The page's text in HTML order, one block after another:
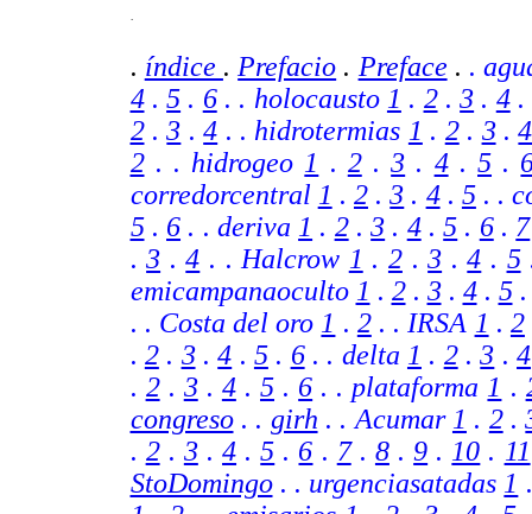
.
. índice . Prefacio . Preface . .
4.5 . 6. . holocausto 1 . 2.3 . 4.
2.3 .4 . . hidrotermias 1 . 2. 3.4
2. . hidrogeo 1 . 2.3 . 4.5 .
corredorcentral 1 . 2.3 . 4. 5. .
5. 6 . . deriva 1 . 2.3 . 4.5 . 6. 7
.3 .4 . . Halcrow 1 . 2.3 .4 . 5
emicampanaoculto 1 . 2. 3. 4. 5
. . Costa del oro 1 . 2 . . IRSA 1 . 2
. 2. 3.4 . 5. 6. . delta 1 . 2.3 .4
. 2. 3. 4 .5 . 6 . . plataforma 1 .
congreso. . girh . . Acumar 1 . 2.
. 2. 3.4 . 5 . 6 . 7. 8 .9 . 10 . 11
StoDomingo. . urgenciasatadas 1